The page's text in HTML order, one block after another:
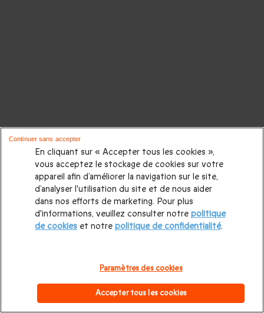
En cliquant sur « Accepter tous les cookies »,
vous acceptez le stockage de cookies sur votre
appareil afin d’améliorer la navigation sur le site,
d’analyser l'utilisation du site et de nous aider
dans nos efforts de marketing. Pour plus
d'informations, veuillez consulter notre politique
de cookieset notre politique de confidentialité.
Paramètres des cookies
Accepter tous les cookies
Continuer sans accepter